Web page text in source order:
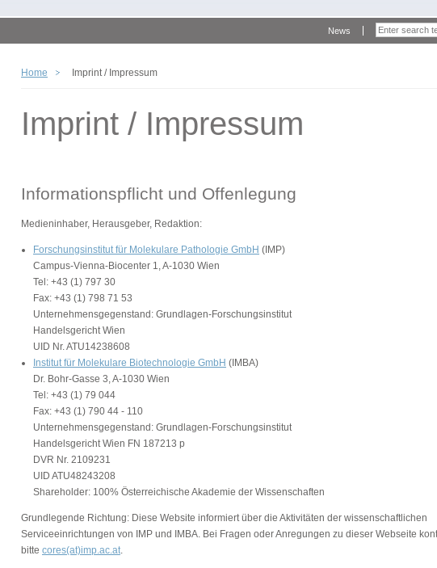
News
Home Imprint / Impressum
Imprint / Impressum
Informationspflicht und Offenlegung
Medieninhaber, Herausgeber, Redaktion:
Forschungsinstitut für Molekulare Pathologie GmbH (IMP)
Campus-Vienna-Biocenter 1, A-1030 Wien
Tel: +43 (1) 797 30
Fax: +43 (1) 798 71 53
Unternehmensgegenstand: Grundlagen-Forschungsinstitut
Handelsgericht Wien
UID Nr. ATU14238608
Institut für Molekulare Biotechnologie GmbH (IMBA)
Dr. Bohr-Gasse 3, A-1030 Wien
Tel: +43 (1) 79 044
Fax: +43 (1) 790 44 - 110
Unternehmensgegenstand: Grundlagen-Forschungsinstitut
Handelsgericht Wien FN 187213 p
DVR Nr. 2109231
UID ATU48243208
Shareholder: 100% Österreichische Akademie der Wissenschaften
Grundlegende Richtung: Diese Website informiert über die Aktivitäten der wissenschaftlichen
Serviceeinrichtungen von IMP und IMBA. Bei Fragen oder Anregungen zu dieser Webseite
bitte cores(at)imp.ac.at.